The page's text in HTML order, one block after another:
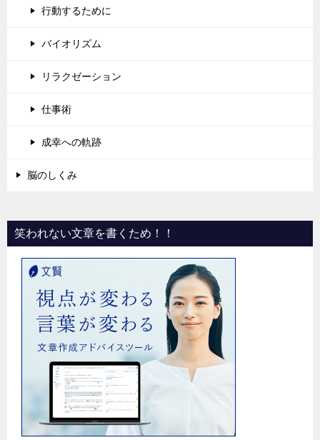
行動するために
バイオリズム
リラクゼーション
仕事術
成幸への軌跡
脳のしくみ
笑われない文章を書くため！！